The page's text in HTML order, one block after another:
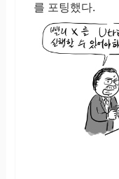
를 포팅했다.